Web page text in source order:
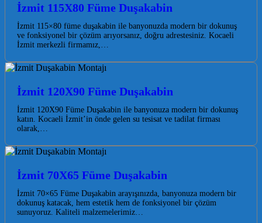
İzmit 115X80 Füme Duşakabin
İzmit 115×80 füme duşakabin ile banyonuzda modern bir dokunuş
ve fonksiyonel bir çözüm arıyorsanız, doğru adrestesiniz. Kocaeli
İzmit merkezli firmamız,…
İzmit 120X90 Füme Duşakabin
İzmit 120X90 Füme Duşakabin ile banyonuza modern bir dokunuş
katın. Kocaeli İzmit’in önde gelen su tesisat ve tadilat firması
olarak,…
İzmit 70X65 Füme Duşakabin
İzmit 70×65 Füme Duşakabin arayışınızda, banyonuza modern bir
dokunuş katacak, hem estetik hem de fonksiyonel bir çözüm
sunuyoruz. Kaliteli malzemelerimiz…